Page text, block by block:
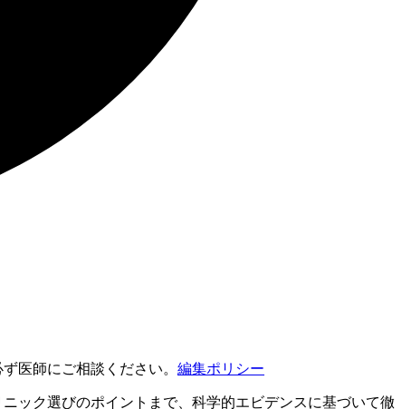
医師にご相談ください。 編集ポリシー
ック選びのポイントまで、科学的エビデンスに基づいて徹